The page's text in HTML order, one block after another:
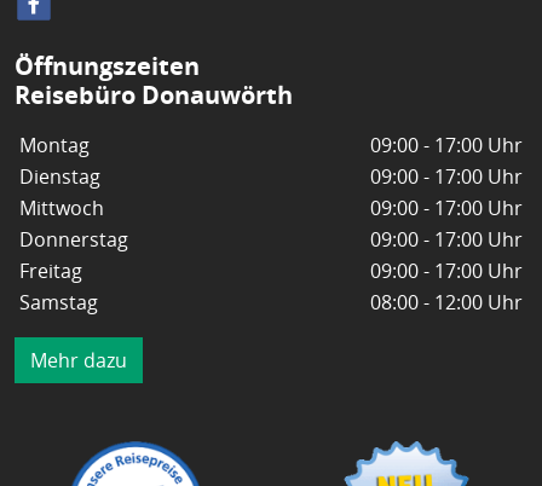
Öffnungszeiten
Reisebüro Donauwörth
Montag
09:00 - 17:00 Uhr
Dienstag
09:00 - 17:00 Uhr
Mittwoch
09:00 - 17:00 Uhr
Donnerstag
09:00 - 17:00 Uhr
Freitag
09:00 - 17:00 Uhr
Samstag
08:00 - 12:00 Uhr
Mehr dazu